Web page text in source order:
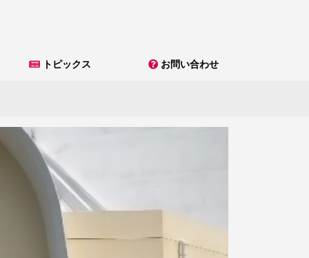
トピックス お問い合わせ